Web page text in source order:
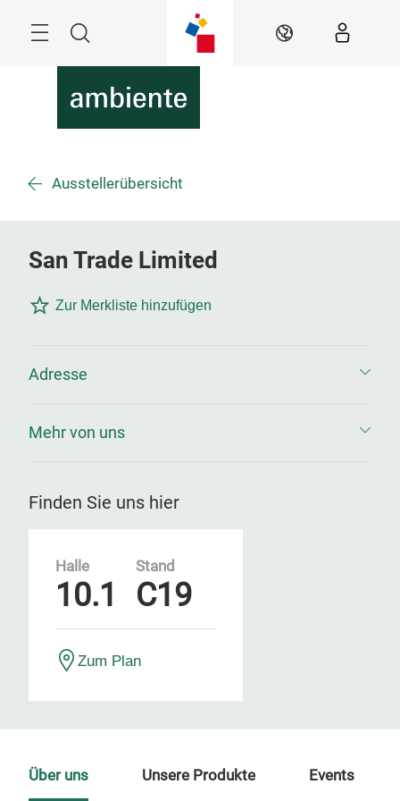
Suche DE
Ausstellerübersicht
San Trade Limited
Zur Merkliste hinzufügen
Adresse
Mehr von uns
Finden Sie uns hier
Halle
10.1
Stand
C19
Zum Plan
Über uns Unsere Produkte Events